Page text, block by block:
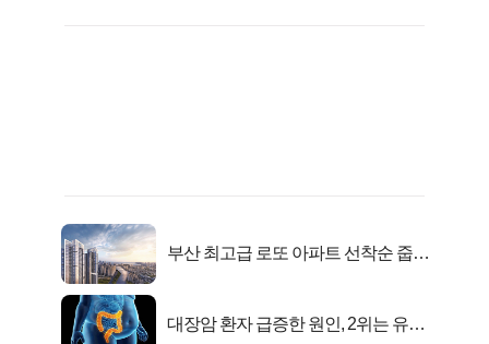
부산 최고급 로또 아파트 선착순 줍줍
대장암 환자 급증한 원인, 2위는 유산